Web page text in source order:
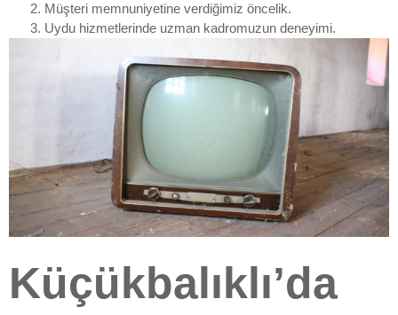
Müşteri memnuniyetine verdiğimiz öncelik.
Uydu hizmetlerinde uzman kadromuzun deneyimi.
Küçükbalıklı’da